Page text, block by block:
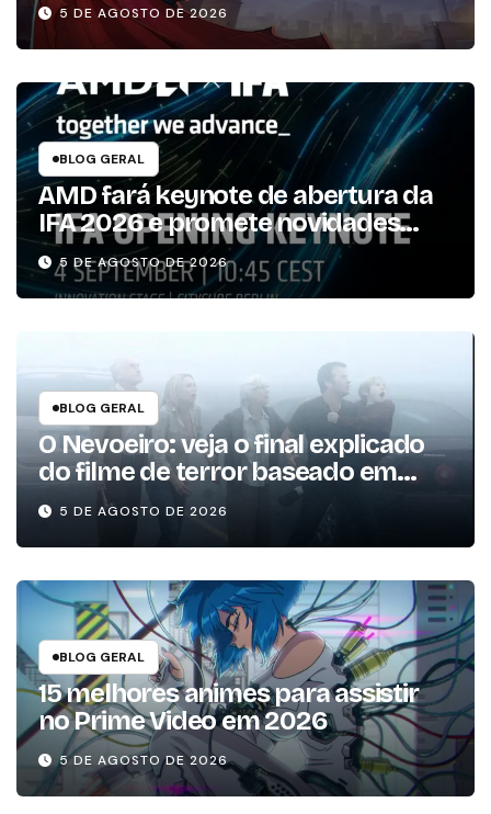
5 DE AGOSTO DE 2026
BLOG GERAL
AMD fará keynote de abertura da
IFA 2026 e promete novidades
para os consumidores
5 DE AGOSTO DE 2026
BLOG GERAL
O Nevoeiro: veja o final explicado
do filme de terror baseado em
Stephen King
5 DE AGOSTO DE 2026
BLOG GERAL
15 melhores animes para assistir
no Prime Video em 2026
5 DE AGOSTO DE 2026